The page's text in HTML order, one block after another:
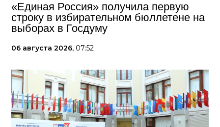
«Единая Россия» получила первую
строку в избирательном бюллетене на
выборах в Госдуму
06 августа 2026, 07:52